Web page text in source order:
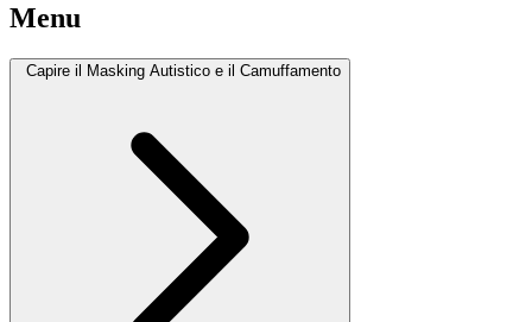
Menu
Capire il Masking Autistico e il Camuffamento